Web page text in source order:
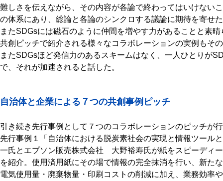
難しさを伝えながら、その内容が各論で終わってはいけない
の体系にあり、総論と各論のシンクロする議論に期待を寄せ
またSDGsには磁石のように仲間を増やす力があることと素
共創ピッチで紹介される様々なコラボレーションの実例もそ
またSDGsほど発信力のあるスキームはなく、一人ひとりが
で、それが加速されると話した。
自治体と企業による７つの共創事例ピッチ
引き続き先行事例として７つのコラボレーションのピッチが
先行事例１「自治体における脱炭素社会の実現と情報ツール
一氏とエプソン販売株式会社 大野裕寿氏が紙をスピーディ
を紹介。使用済用紙にその場で情報の完全抹消を行い、新た
電気使用量・廃棄物量・印刷コストの削減に加え、業務効率